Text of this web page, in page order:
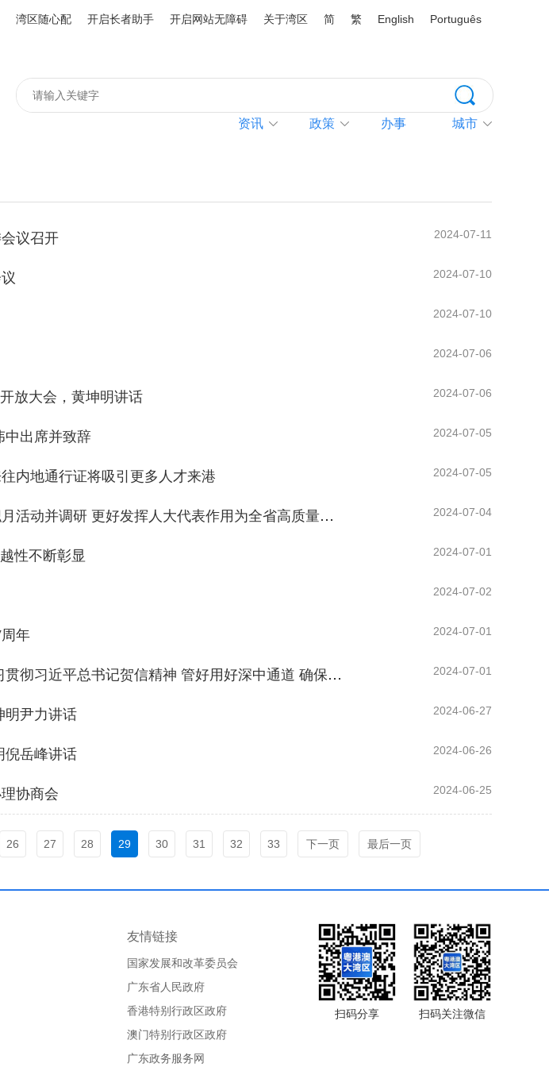
湾区随心配 开启长者助手 开启网站无障碍 关于湾区 简 繁 English Português
资讯 政策 办事 城市
议召开 2024-07-11
2024-07-10
2024-07-10
2024-07-06
放大会，黄坤明讲话 2024-07-06
中出席并致辞 2024-07-05
内地通行证将吸引更多人才来港 2024-07-05
黄楚平到广州花都参加人大代表集中履职月活动并调研 更好发挥人大代表作用为全省高质量发展贡献力量 2024-07-04
性不断彰显 2024-07-01
2024-07-02
年 2024-07-01
黄坤明看望慰问深中通道建设者 认真学习贯彻习近平总书记贺信精神 管好用好深中通道 确保安全顺畅舒适智慧运行 孟凡利参加 2024-07-01
明尹力讲话 2024-06-27
倪岳峰讲话 2024-06-26
协商会 2024-06-25
26 27 28 29 30 31 32 33 下一页 最后一页
扫码分享 扫码关注微信
友情链接
国家发展和改革委员会
广东省人民政府
香港特别行政区政府
澳门特别行政区政府
广东政务服务网